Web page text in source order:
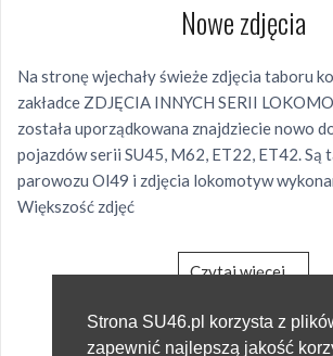
Nowe zdjęcia
Na stronę wjechały świeże zdjęcia taboru
zakładce ZDJĘCIA INNYCH SERII
została uporządkowana znajdziecie nowo
pojazdów serii SU45, M62, ET22, ET42. Są
parowozu Ol49 i zdjęcia lokomotyw
Większość zdjęć
Czytaj więcej…
731 wyświetlenia
Strona SU46.pl korzysta z
zapewnić najlepszą jakość